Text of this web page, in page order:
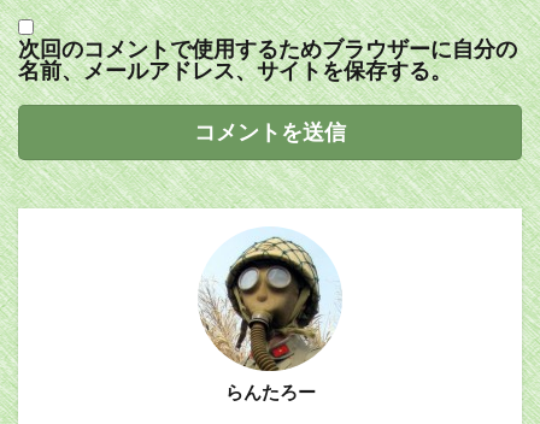
次回のコメントで使用するためブラウザーに自分の
名前、メールアドレス、サイトを保存する。
らんたろー